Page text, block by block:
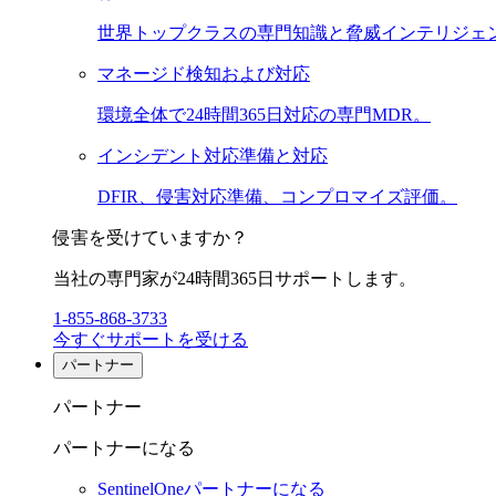
世界トップクラスの専門知識と脅威インテリジェ
マネージド検知および対応
環境全体で24時間365日対応の専門MDR。
インシデント対応準備と対応
DFIR、侵害対応準備、コンプロマイズ評価。
侵害を受けていますか？
当社の専門家が24時間365日サポートします。
1-855-868-3733
今すぐサポートを受ける
パートナー
パートナー
パートナーになる
SentinelOneパートナーになる